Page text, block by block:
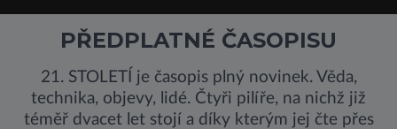
PŘEDPLATNÉ ČASOPISU
21. STOLETÍ je časopis plný novinek. Věda,
technika, objevy, lidé. Čtyři pilíře, na nichž již
téměř dvacet let stojí a díky kterým jej čte přes